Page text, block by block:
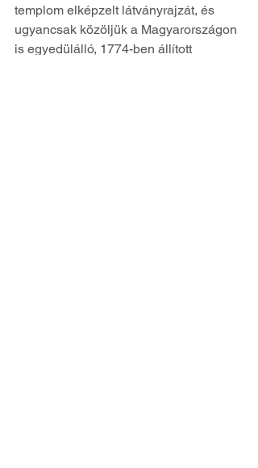
templom elképzelt látványrajzát, és
ugyancsak közöljük a Magyarországon
is egyedülálló, 1774-ben állított